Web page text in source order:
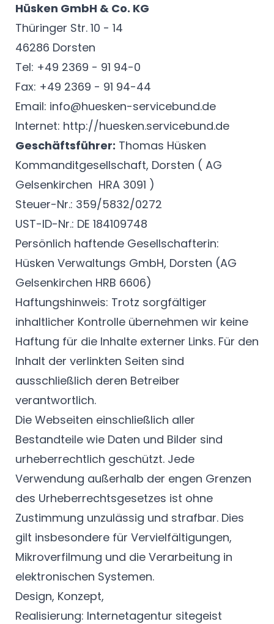
Hüsken GmbH & Co. KG
Thüringer Str. 10 - 14
46286 Dorsten
Tel: +49 2369 - 91 94-0
Fax: +49 2369 - 91 94-44
Email: info@huesken-servicebund.de
Internet: http://huesken.servicebund.de
Geschäftsführer: Thomas Hüsken
Kommanditgesellschaft, Dorsten ( AG
Gelsenkirchen HRA 3091 )
Steuer-Nr.: 359/5832/0272
UST-ID-Nr.: DE 184109748
Persönlich haftende Gesellschafterin:
Hüsken Verwaltungs GmbH, Dorsten (AG
Gelsenkirchen HRB 6606)
Haftungshinweis: Trotz sorgfältiger
inhaltlicher Kontrolle übernehmen wir keine
Haftung für die Inhalte externer Links. Für den
Inhalt der verlinkten Seiten sind
ausschließlich deren Betreiber
verantwortlich.
Die Webseiten einschließlich aller
Bestandteile wie Daten und Bilder sind
urheberrechtlich geschützt. Jede
Verwendung außerhalb der engen Grenzen
des Urheberrechtsgesetzes ist ohne
Zustimmung unzulässig und strafbar. Dies
gilt insbesondere für Vervielfältigungen,
Mikroverfilmung und die Verarbeitung in
elektronischen Systemen.
Design, Konzept,
Realisierung: Internetagentur sitegeist